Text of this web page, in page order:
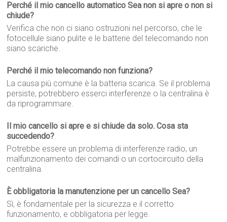
Perché il mio cancello automatico Sea non si apre o non si
chiude?
Verifica che non ci siano ostruzioni nel percorso, che le
fotocellule siano pulite e le batterie del telecomando non
siano scariche.
Perché il mio telecomando non funziona?
La causa più comune è la batteria scarica. Se il problema
persiste, potrebbero esserci interferenze o la centralina è
da riprogrammare.
Il mio cancello si apre e si chiude da solo. Cosa sta
succedendo?
Potrebbe essere un problema di interferenze radio, un
malfunzionamento dei comandi o un cortocircuito della
centralina.
È obbligatoria la manutenzione per un cancello Sea?
Sì, è fondamentale per la sicurezza e il corretto
funzionamento, e obbligatoria per legge.